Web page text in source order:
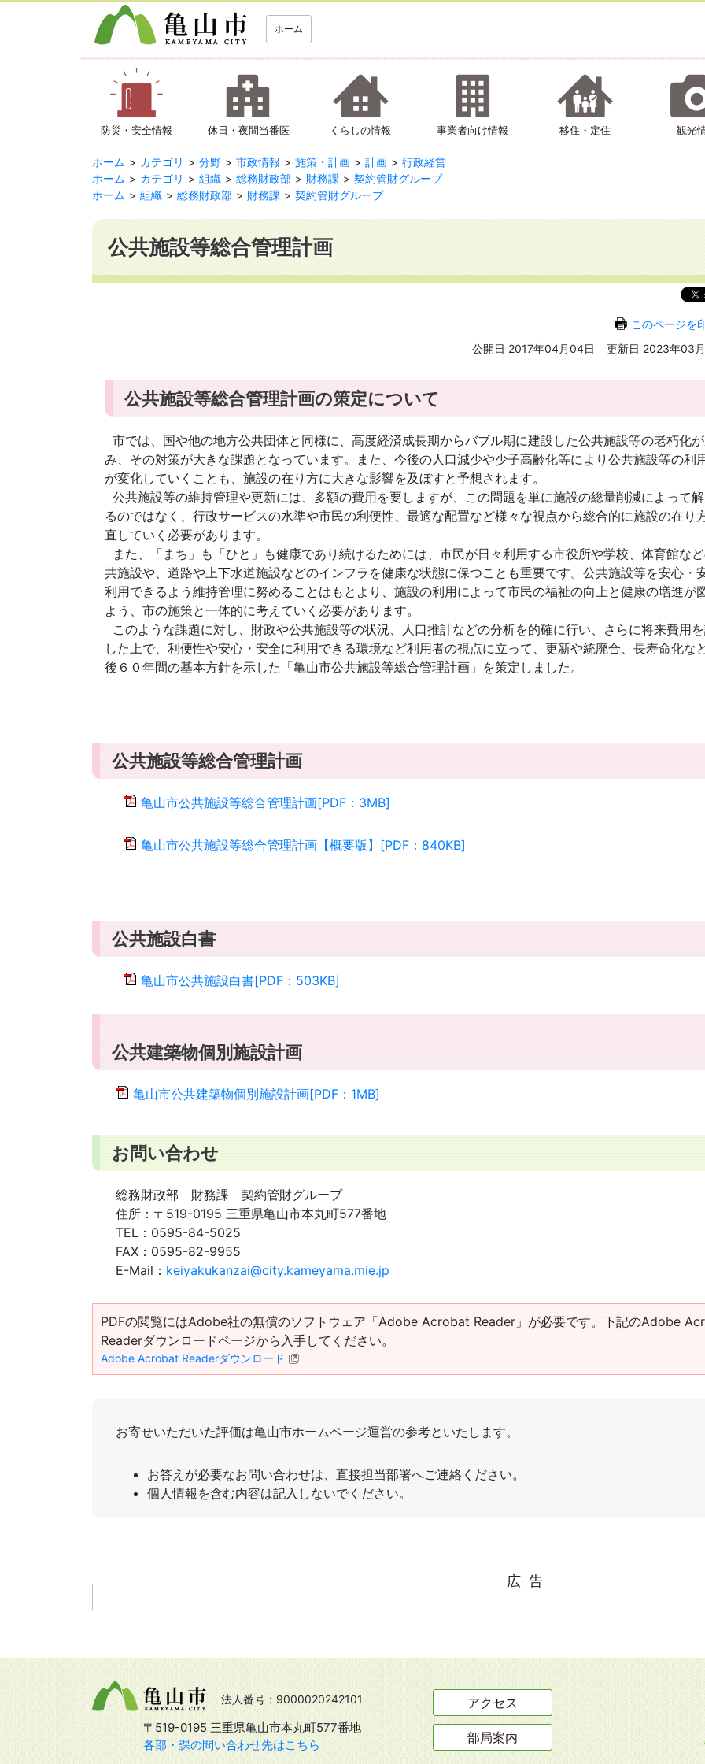
ホーム
防災・安全情報 休日・夜間当番医 くらしの情報 事業者向け情報 移住・定住 観光
ホーム カテゴリ 分野 市政情報 施策・計画 計画
行政経営
ホーム
カテゴリ 組織 総務財政部 財務課
契約管財グループ
ホーム
組織 総務財政部 財務課 契約管財グループ
公共施設等総合管理計画
このページを
公開日 2017年04月04日
更新日 2023年03
公共施設等総合管理計画の策定について
市では、国や他の地方公共団体と同様に、高度経済成長期からバブル期に建設した公共施設等の老朽化
み、その対策が大きな課題となっています。また、今後の人口減少や少子高齢化等により公共施設等の利
が変化していくことも、施設の在り方に大きな影響を及ぼすと予想されます。
公共施設等の維持管理や更新には、多額の費用を要しますが、この問題を単に施設の総量削減によって
るのではなく、行政サービスの水準や市民の利便性、最適な配置など様々な視点から総合的に施設の在り
直していく必要があります。
また、「まち」も「ひと」も健康であり続けるためには、市民が日々利用する市役所や学校、体育館な
共施設や、道路や上下水道施設などのインフラを健康な状態に保つことも重要です。公共施設等を安心・
利用できるよう維持管理に努めることはもとより、施設の利用によって市民の福祉の向上と健康の増進が
よう、市の施策と一体的に考えていく必要があります。
このような課題に対し、財政や公共施設等の状況、人口推計などの分析を的確に行い、さらに将来費用
した上で、利便性や安心・安全に利用できる環境など利用者の視点に立って、更新や統廃合、長寿命化な
後６０年間の基本方針を示した「亀山市公共施設等総合管理計画」を策定しました。
公共施設等総合管理計画
亀山市公共施設等総合管理計画[PDF：3MB]
亀山市公共施設等総合管理計画【概要版】[PDF：840KB]
公共施設白書
亀山市公共施設白書[PDF：503KB]
公共建築物個別施設計画
亀山市公共建築物個別施設計画[PDF：1MB]
お問い合わせ
総務財政部 財務課 契約管財グループ
住所： 〒519-0195 三重県亀山市本丸町577番地
TEL： 0595-84-5025
FAX： 0595-82-9955
E-Mail： keiyakukanzai@city.kameyama.mie.jp
PDFの閲覧にはAdobe社の無償のソフトウェア「Adobe Acrobat Reader」が必要です。下記のAdobe
Readerダウンロードページから入手してください。
Adobe Acrobat Readerダウンロード
広告
法人番号：9000020242101
〒519-0195 三重県亀山市本丸町577番地
各部・課の問い合わせ先はこちら
アクセス
部局案内